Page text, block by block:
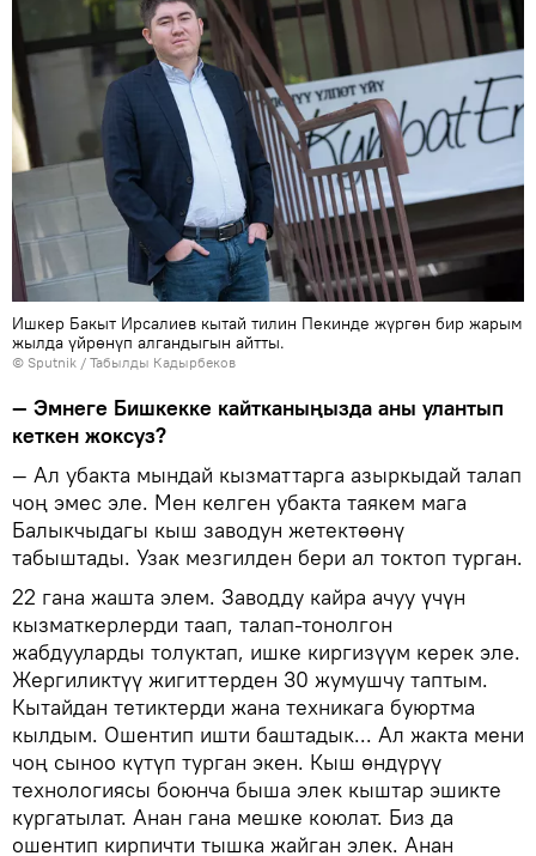
Ишкер Бакыт Ирсалиев кытай тилин Пекинде жүргөн бир жарым
жылда үйрөнүп алгандыгын айтты.
© Sputnik / Табылды Кадырбеков
— Эмнеге Бишкекке кайтканыңызда аны улантып
кеткен жоксуз?
— Ал убакта мындай кызматтарга азыркыдай талап
чоң эмес эле. Мен келген убакта таякем мага
Балыкчыдагы кыш заводун жетектөөнү
табыштады. Узак мезгилден бери ал токтоп турган.
22 гана жашта элем. Заводду кайра ачуу үчүн
кызматкерлерди таап, талап-тонолгон
жабдууларды толуктап, ишке киргизүүм керек эле.
Жергиликтүү жигиттерден 30 жумушчу таптым.
Кытайдан тетиктерди жана техникага буюртма
кылдым. Ошентип ишти баштадык... Ал жакта мени
чоң сыноо күтүп турган экен. Кыш өндүрүү
технологиясы боюнча быша элек кыштар эшикте
кургатылат. Анан гана мешке коюлат. Биз да
ошентип кирпичти тышка жайган элек. Анан